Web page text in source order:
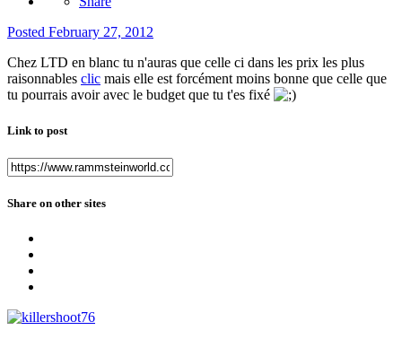
Posted February 27, 2012
Chez LTD en blanc tu n'auras que celle ci dans les prix les plus
raisonnables clic mais elle est forcément moins bonne que celle que
tu pourrais avoir avec le budget que tu t'es fixé
Link to post
Share on other sites